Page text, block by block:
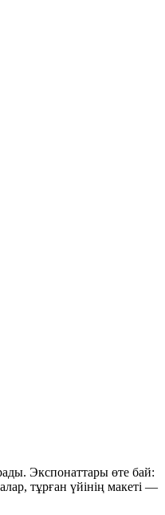
Экспонаттары өте бай:
тұрған үйінің макеті —